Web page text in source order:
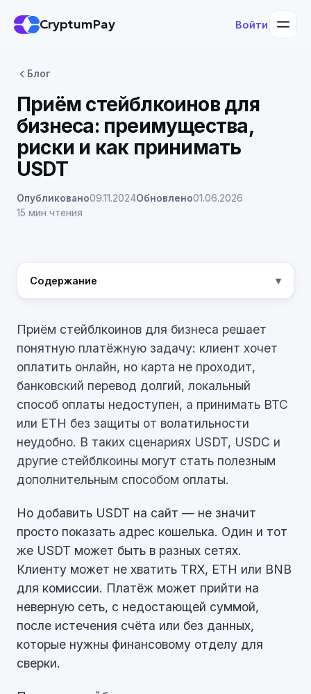
CryptumPay Войти
Блог
Приём стейблкоинов для
бизнеса: преимущества,
риски и как принимать
USDT
Опубликовано09.11.2024Обновлено01.06.2026
15 мин чтения
Содержание
Приём стейблкоинов для бизнеса решает
понятную платёжную задачу: клиент хочет
оплатить онлайн, но карта не проходит,
банковский перевод долгий, локальный
способ оплаты недоступен, а принимать BTC
или ETH без защиты от волатильности
неудобно. В таких сценариях USDT, USDC и
другие стейблкоины могут стать полезным
дополнительным способом оплаты.
Но добавить USDT на сайт — не значит
просто показать адрес кошелька. Один и тот
же USDT может быть в разных сетях.
Клиенту может не хватить TRX, ETH или BNB
для комиссии. Платёж может прийти на
неверную сеть, с недостающей суммой,
после истечения счёта или без данных,
которые нужны финансовому отделу для
сверки.